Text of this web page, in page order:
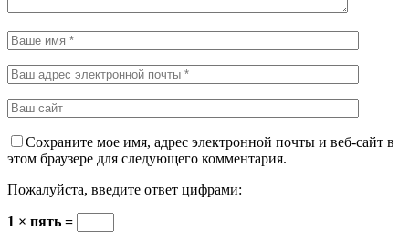
Сохраните мое имя, адрес электронной почты и веб-сайт в
этом браузере для следующего комментария.
Пожалуйста, введите ответ цифрами:
1 × пять =